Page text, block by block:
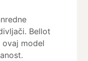
Bellot
model